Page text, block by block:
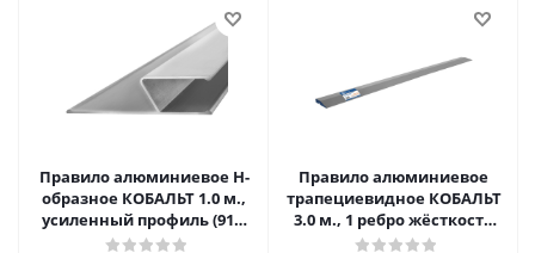
Правило алюминиевое Н-
образное КОБАЛЬТ 1.0 м.,
усиленный профиль (918-
381)
Правило алюминиевое
трапециевидное КОБАЛЬТ
3.0 м., 1 ребро жёсткости
(911-986)